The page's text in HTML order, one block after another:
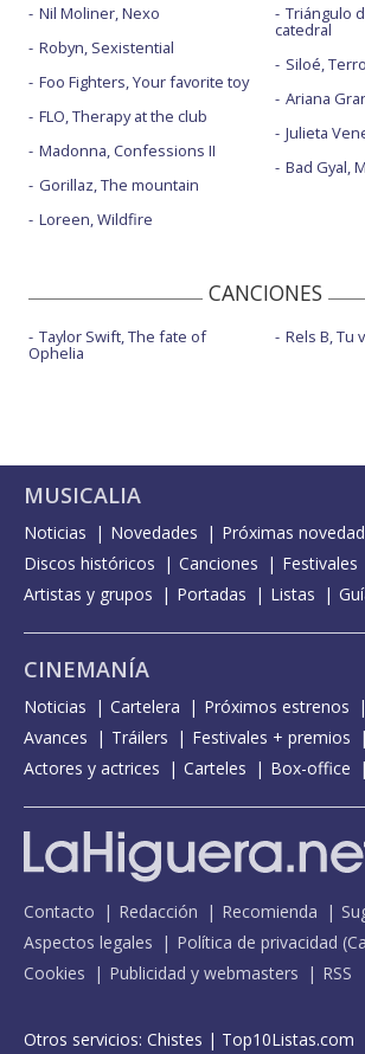
Nil Moliner, Nexo
Robyn, Sexistential
Foo Fighters, Your favorite toy
FLO, Therapy at the club
Madonna, Confessions II
Gorillaz, The mountain
Loreen, Wildfire
Triángulo
catedral
Siloé,
Ariana
Julieta
Bad Gyal,
CANCIONES
Taylor Swift, The fate of
Ophelia
Rels B, Tu
MUSICALIA
Noticias Novedades
Próximas
Discos históricos
Canciones Festivales
Artistas y grupos
Portadas Listas
CINEMANÍA
Noticias Cartelera Próximos estrenos
Avances
Tráilers
Festivales + premios
Actores y actrices
Carteles Box-office
Contacto Redacción Recomienda
Aspectos legales
Política de privacidad (
Cookies
Publicidad y webmasters RSS
Otros servicios: Chistes | Top10Listas.com